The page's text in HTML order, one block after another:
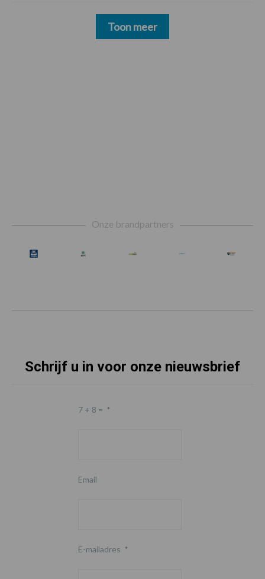
Toon meer
Onze brandpartners
Schrijf u in voor onze nieuwsbrief
7 + 8 = *
Email
E-mailadres *